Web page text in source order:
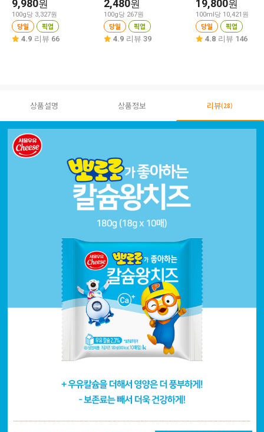
9,980원
100g당 3,327원
당일 픽업
4.9 리뷰 66
2,480원
100g당 267원
당일 픽업
4.9 리뷰 39
19,800원
100ml당 10,421원
당일 픽업
4.8 리뷰 146
상품설명 상품정보 리뷰(28)